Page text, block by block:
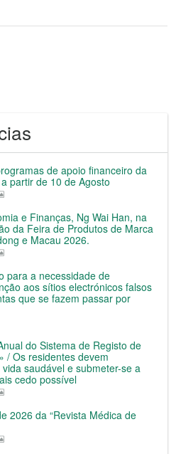
de apoio financeiro da
partir de 10 de Agosto
e Finanças, Ng Wai Han, na
da Feira de Produtos de Marca
e Macau 2026.
para a necessidade de
aos sítios electrónicos falsos
que se fazem passar por
do Sistema de Registo de
/ Os residentes devem
saudável e submeter-se a
cedo possível
2026 da “Revista Médica de